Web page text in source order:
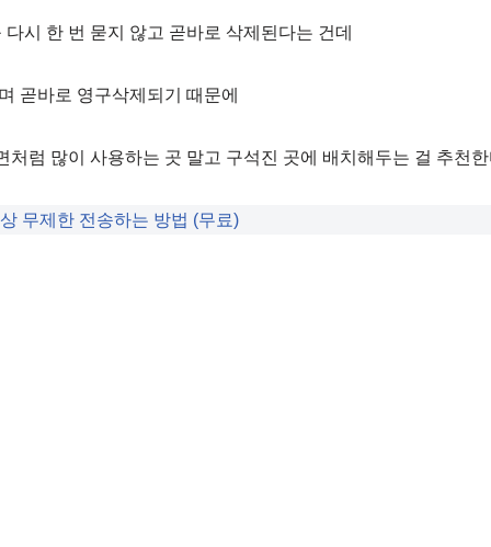
시 한 번 묻지 않고 곧바로 삭제된다는 건데
곧바로 영구삭제되기 때문에
처럼 많이 사용하는 곳 말고 구석진 곳에 배치해두는 걸 추천
무제한 전송하는 방법 (무료)